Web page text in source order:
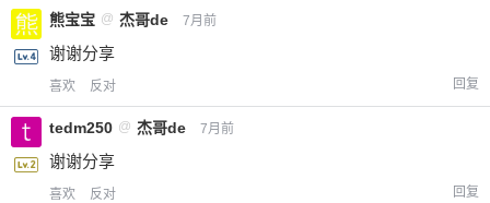
熊宝宝 @ 杰哥de 7月前
谢谢分享
喜欢 反对 回复
tedm250 @ 杰哥de 7月前
谢谢分享
喜欢 反对 回复